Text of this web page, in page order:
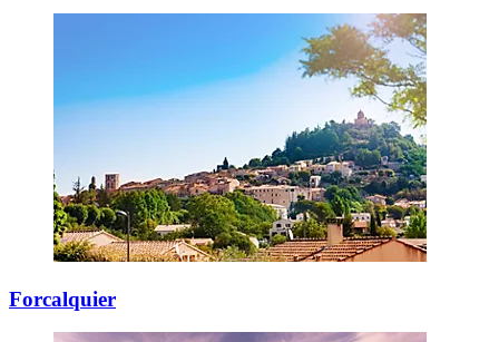
Forcalquier